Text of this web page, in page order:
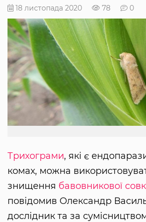
18 листопада 2020 78 0
Трихограми, які є
комах, можна
знищення бавовникової
повідомив Олександр
дослідник та за